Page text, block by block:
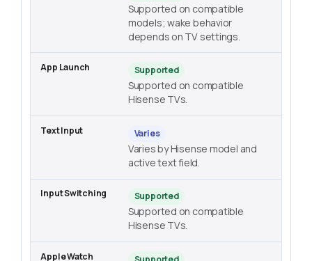
Supported on compatible
models; wake behavior
depends on TV settings.
Supported
Supported on compatible
Hisense TVs.
Varies
Varies by Hisense model and
active text field.
Supported
Supported on compatible
Hisense TVs.